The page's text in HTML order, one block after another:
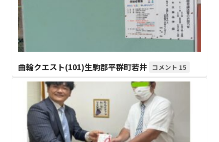
曲輪クエスト(101)生駒郡平群町若井 15